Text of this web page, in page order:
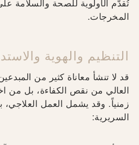
تُقدَّم الأولوية للصحة والسلامة
المخرجات.
التنظيم والهوية
قد لا تنشأ معاناة كثير من
العالي من نقص الكفاءة، بل من
زمنياً. وقد يشمل العمل
السريرية: